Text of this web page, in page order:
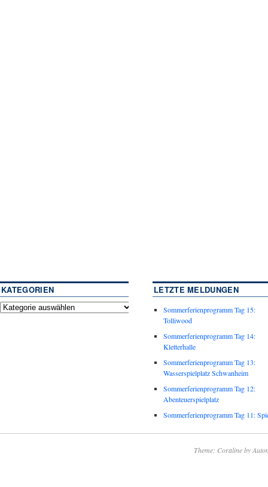
KATEGORIEN LETZTE MELDUNGEN
Sommerferienprogramm Tag 15:
Tolliwood
Sommerferienprogramm Tag 14:
Kletterhalle
Sommerferienprogramm Tag 13:
Wasserspielplatz Schwanheim
Sommerferienprogramm Tag 12:
Abenteuerspielplatz
Sommerferienprogramm Tag 11:
Theme: Coraline by